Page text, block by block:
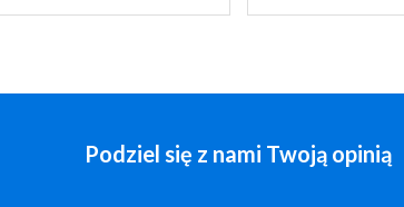
Podziel się z nami Twoją opinią